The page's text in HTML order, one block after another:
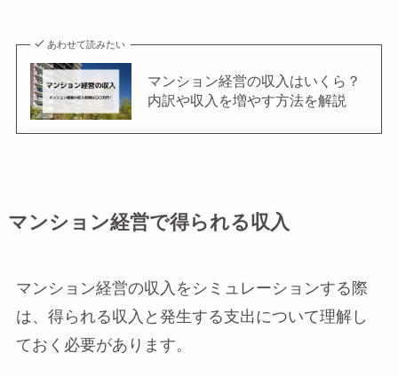
あわせて読みたい
マンション経営の収入はいくら？
内訳や収入を増やす方法を解説
マンション経営で得られる収入
マンション経営の収入をシミュレーションする際
は、得られる収入と発生する支出について理解し
ておく必要があります。